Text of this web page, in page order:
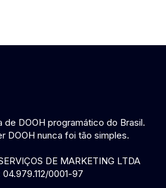
de DOOH programático do Brasil.
DOOH nunca foi tão simples.
DE MARKETING LTDA
04.979.112/0001-97